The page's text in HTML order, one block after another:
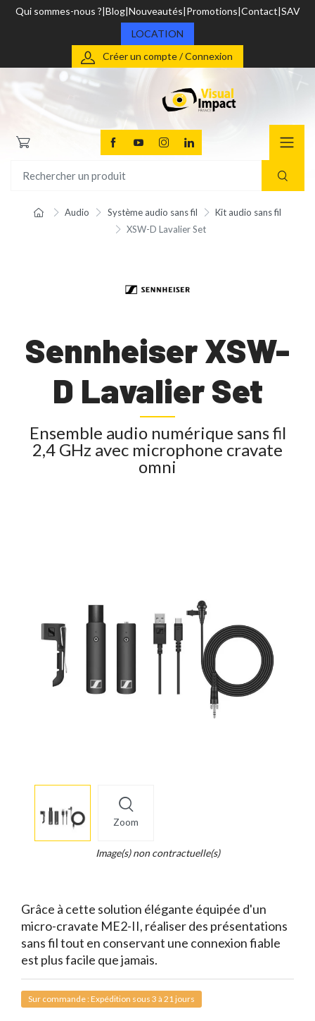
Qui sommes-nous ? Blog Nouveautés Promotions Contact SAV
LOCATION
Créer un compte / Connexion
Audio Système audio sans fil
Kit audio sans fil
XSW-D Lavalier Set
Sennheiser XSW-
D Lavalier Set
Ensemble audio numérique sans fil
2,4 GHz avec microphone cravate
omni
Zoom
info
Legend...
Image(s) non contractuelle(s)
Grâce à cette solution élégante équipée d'un
micro-cravate ME2-II, réaliser des présentations
sans fil tout en conservant une connexion fiable
est plus facile que jamais.
Sur commande : Expédition sous 3 à 21 jours